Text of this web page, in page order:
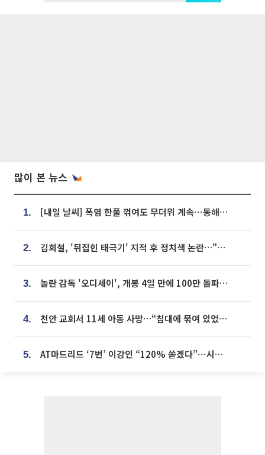
많이 본 뉴스
1. [내일 날씨] 폭염 한풀 꺾여도 무더위 계속⋯동해안 이틀 연속 비
2. 김희철, '뒤집힌 태극기' 지적 후 정치색 논란…"좌우 떠나 우리나라 국기"
3. 놀란 감독 '오디세이', 개봉 4일 만에 100만 돌파⋯'왕사남' 보다 빠르다
4. 천안 교회서 11세 아동 사망…“침대에 묶여 있었다” 진술 확보
5. AT마드리드 ‘7번’ 이강인 “120% 쏟겠다”⋯시메오네 감독 “필요한 선수”